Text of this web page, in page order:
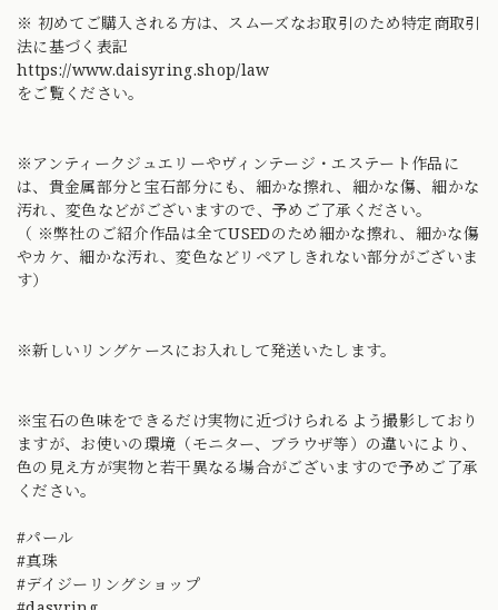
※ 初めてご購入される方は、スムーズなお取引のため特定商取引
法に基づく表記
https://www.daisyring.shop/law
をご覧ください。
※アンティークジュエリーやヴィンテージ・エステート作品に
は、貴金属部分と宝石部分にも、細かな擦れ、細かな傷、細かな
汚れ、変色などがございますので、予めご了承ください。
（ ※弊社のご紹介作品は全てUSEDのため細かな擦れ、細かな傷
やカケ、細かな汚れ、変色などリペアしきれない部分がございま
す）
※新しいリングケースにお入れして発送いたします。
※宝石の色味をできるだけ実物に近づけられるよう撮影しており
ますが、お使いの環境（モニター、ブラウザ等）の違いにより、
色の見え方が実物と若干異なる場合がございますので予めご了承
ください。
#パール
#真珠
#デイジーリングショップ